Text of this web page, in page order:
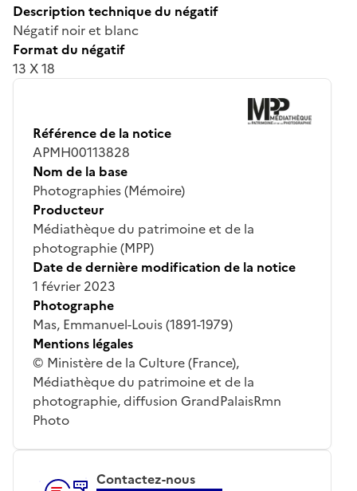
Description technique du négatif
Négatif noir et blanc
Format du négatif
13 X 18
Référence de la notice
APMH00113828
Nom de la base
Photographies (Mémoire)
Producteur
Médiathèque du patrimoine et de la
photographie (MPP)
Date de dernière modification de la notice
1 février 2023
Photographe
Mas, Emmanuel-Louis (1891-1979)
Mentions légales
© Ministère de la Culture (France),
Médiathèque du patrimoine et de la
photographie, diffusion GrandPalaisRmn
Photo
Contactez-nous